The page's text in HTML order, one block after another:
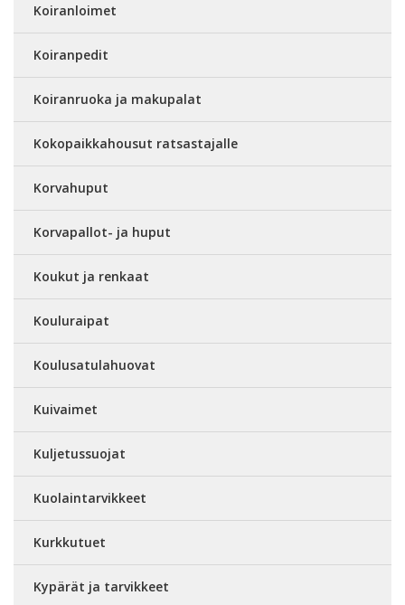
Koiranloimet
Koiranpedit
Koiranruoka ja makupalat
Kokopaikkahousut ratsastajalle
Korvahuput
Korvapallot- ja huput
Koukut ja renkaat
Kouluraipat
Koulusatulahuovat
Kuivaimet
Kuljetussuojat
Kuolaintarvikkeet
Kurkkutuet
Kypärät ja tarvikkeet